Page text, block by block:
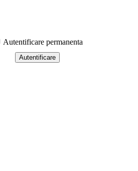
Autentificare permanenta